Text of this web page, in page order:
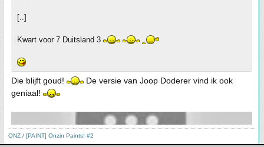
[..]
Kwart voor 7 Duitsland 3
Die blijft goud!
De versie van Joop Doderer vind ik ook
geniaal!
ONZ / [PAINT] Onzin Paints! #2